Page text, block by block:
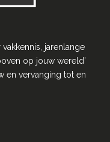
jarenlange
op jouw wereld’
en vervanging tot en